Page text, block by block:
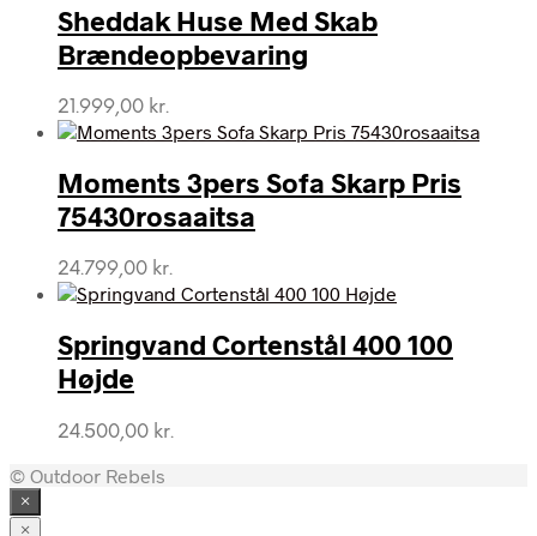
Sheddak Huse Med Skab
Brændeopbevaring
21.999,00 kr.
Moments 3pers Sofa Skarp Pris
75430rosaaitsa
24.799,00 kr.
Springvand Cortenstål 400 100
Højde
24.500,00 kr.
© Outdoor Rebels
×
×